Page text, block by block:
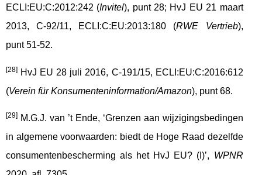
ECLI:EU:C:2012:242 (Invitel), punt 28; HvJ EU 21 maart
2013, C-92/11, ECLI:C:EU:2013:180 (RWE Vertrieb),
punt 51-52.
[28] HvJ EU 28 juli 2016, C-191/15, ECLI:EU:C:2016:612
(Verein für Konsumenteninformation/Amazon), punt 68.
[29] M.G.J. van ’t Ende, ‘Grenzen aan wijzigingsbedingen
in algemene voorwaarden: biedt de Hoge Raad dezelfde
consumentenbescherming als het HvJ EU? (I)’, WPNR